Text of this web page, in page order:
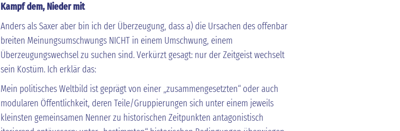
Kampf dem, Nieder mit
Anders als Saxer aber bin ich der Überzeugung, dass a) die Ursachen des offenbar
breiten Meinungsumschwungs NICHT in einem Umschwung, einem
Überzeugungswechsel zu suchen sind. Verkürzt gesagt: nur der Zeitgeist wechselt
sein Kostüm. Ich erklär das:
Mein politisches Weltbild ist geprägt von einer „zusammengesetzten“ oder auch
modularen Öffentlichkeit, deren Teile/Gruppierungen sich unter einem jeweils
kleinsten gemeinsamen Nenner zu historischen Zeitpunkten antagonistisch